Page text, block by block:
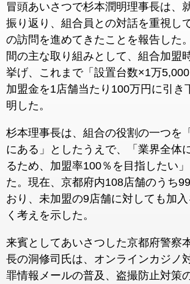
冒頭あいさつで杉本潤明理事長は、
振り返り、組合員との対話を重視し
の訪問を進めてきたことを報告した
間の主な取り組みとして、組合加盟
挙げ、これまで「設置台数×1万
加盟金を1店舗当たり100万円に引き
明した。
杉本理事長は、組合の役割の一つを
にある」としたうえで、「業界全体
るため、加盟率100％を目指したい
た。現在、京都府内108店舗のうち
おり、未加盟の9店舗に対しても加
く考えを示した。
来賓としてあいさつした京都府警察
長の洞修司氏は、オンラインカジノ
罪情報メールの普及、盗撮防止対策